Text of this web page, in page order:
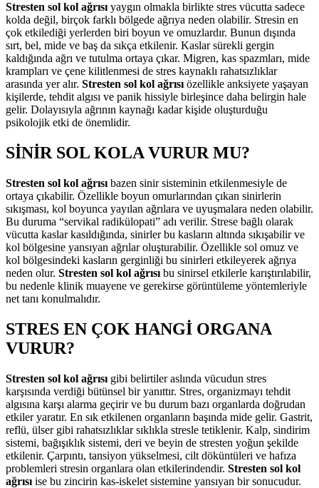
Stresten sol kol ağrısı yaygın olmakla birlikte stres vücutta sadece
kolda değil, birçok farklı bölgede ağrıya neden olabilir. Stresin en
çok etkilediği yerlerden biri boyun ve omuzlardır. Bunun dışında
sırt, bel, mide ve baş da sıkça etkilenir. Kaslar sürekli gergin
kaldığında ağrı ve tutulma ortaya çıkar. Migren, kas spazmları, mide
krampları ve çene kilitlenmesi de stres kaynaklı rahatsızlıklar
arasında yer alır. Stresten sol kol ağrısı özellikle anksiyete yaşayan
kişilerde, tehdit algısı ve panik hissiyle birleşince daha belirgin hale
gelir. Dolayısıyla ağrının kaynağı kadar kişide oluşturduğu
psikolojik etki de önemlidir.
SİNİR SOL KOLA VURUR MU?
Stresten sol kol ağrısı bazen sinir sisteminin etkilenmesiyle de
ortaya çıkabilir. Özellikle boyun omurlarından çıkan sinirlerin
sıkışması, kol boyunca yayılan ağrılara ve uyuşmalara neden olabilir.
Bu duruma “servikal radikülopati” adı verilir. Strese bağlı olarak
vücutta kaslar kasıldığında, sinirler bu kasların altında sıkışabilir ve
kol bölgesine yansıyan ağrılar oluşturabilir. Özellikle sol omuz ve
kol bölgesindeki kasların gerginliği bu sinirleri etkileyerek ağrıya
neden olur. Stresten sol kol ağrısı bu sinirsel etkilerle karıştırılabilir,
bu nedenle klinik muayene ve gerekirse görüntüleme yöntemleriyle
net tanı konulmalıdır.
STRES EN ÇOK HANGİ ORGANA
VURUR?
Stresten sol kol ağrısı gibi belirtiler aslında vücudun stres
karşısında verdiği bütünsel bir yanıttır. Stres, organizmayı tehdit
algısına karşı alarma geçirir ve bu durum bazı organlarda doğrudan
etkiler yaratır. En sık etkilenen organların başında mide gelir. Gastrit,
reflü, ülser gibi rahatsızlıklar sıklıkla stresle tetiklenir. Kalp, sindirim
sistemi, bağışıklık sistemi, deri ve beyin de stresten yoğun şekilde
etkilenir. Çarpıntı, tansiyon yükselmesi, cilt döküntüleri ve hafıza
problemleri stresin organlara olan etkilerindendir. Stresten sol kol
ağrısı ise bu zincirin kas-iskelet sistemine yansıyan bir sonucudur.